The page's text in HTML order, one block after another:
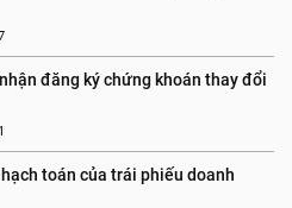
đăng ký chứng khoán thay đổi
toán của trái phiếu doanh